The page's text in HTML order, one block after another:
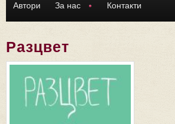
Автори За нас Контакти
Разцвет